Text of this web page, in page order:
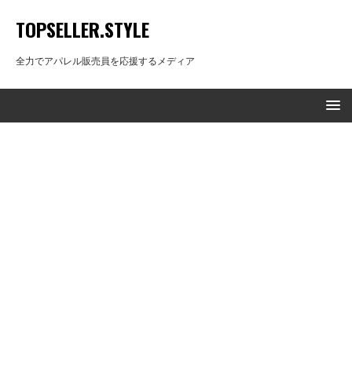
TOPSELLER.STYLE
全力でアパレル販売員を応援するメディア